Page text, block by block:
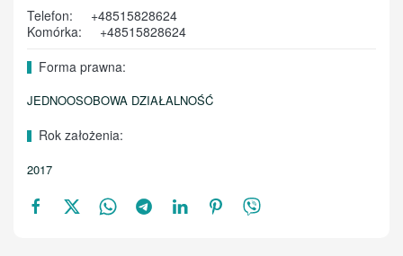
Telefon:
+48515828624
Komórka:
+48515828624
Forma prawna:
JEDNOOSOBOWA DZIAŁALNOŚĆ
Rok założenia:
2017